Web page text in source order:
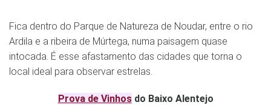
Fica dentro do Parque de Natureza de Noudar, entre o rio
Ardila e a ribeira de Múrtega, numa paisagem quase
intocada. É esse afastamento das cidades que torna o
local ideal para observar estrelas.
Prova de Vinhosdo Baixo Alentejo